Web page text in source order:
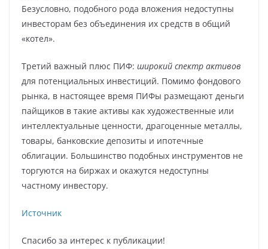
Безусловно, подобного рода вложения недоступны
инвесторам без объединения их средств в общий
«котел».
Третий важный плюс ПИФ: широкий спектр активов
для потенциальных инвестиций. Помимо фондового
рынка, в настоящее время ПИФы размещают деньги
пайщиков в такие активы как художественные или
интеллектуальные ценности, драгоценные металлы,
товары, банковские депозиты и ипотечные
облигации. Большинство подобных инструментов не
торгуются на биржах и окажутся недоступны
частному инвестору.
Источник
Спасибо за интерес к публикации!